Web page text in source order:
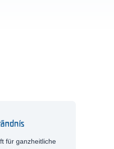
für ganzheitliche